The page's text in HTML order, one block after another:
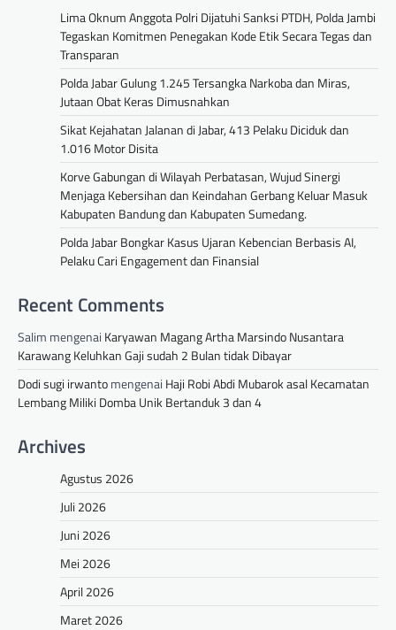
Lima Oknum Anggota Polri Dijatuhi Sanksi PTDH, Polda Jambi
Tegaskan Komitmen Penegakan Kode Etik Secara Tegas dan
Transparan
Polda Jabar Gulung 1.245 Tersangka Narkoba dan Miras,
Jutaan Obat Keras Dimusnahkan
Sikat Kejahatan Jalanan di Jabar, 413 Pelaku Diciduk dan
1.016 Motor Disita
Korve Gabungan di Wilayah Perbatasan, Wujud Sinergi
Menjaga Kebersihan dan Keindahan Gerbang Keluar Masuk
Kabupaten Bandung dan Kabupaten Sumedang.
Polda Jabar Bongkar Kasus Ujaran Kebencian Berbasis AI,
Pelaku Cari Engagement dan Finansial
Recent Comments
Salim mengenai Karyawan Magang Artha Marsindo Nusantara
Karawang Keluhkan Gaji sudah 2 Bulan tidak Dibayar
Dodi sugi irwantomengenai Haji Robi Abdi Mubarok asal Kecamatan
Lembang Miliki Domba Unik Bertanduk 3 dan 4
Archives
Agustus 2026
Juli 2026
Juni 2026
Mei 2026
April 2026
Maret 2026